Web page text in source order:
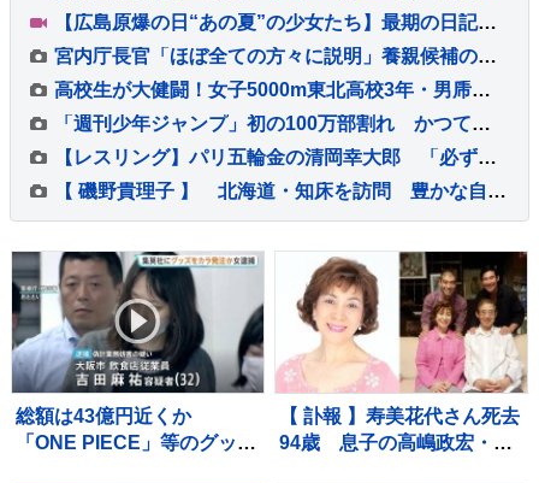
【広島原爆の日“あの夏”の少女たち】最期の日記「きょうは良い日でした」と綴った亡き友へ…“同級生223人全滅”残された少女の葛藤【news23】
宮内庁長官「ほぼ全ての方々に説明」養親候補の宮家皇族方に 男系男子の養子候補は「把握せず」 改正皇室典範めぐり
高校生が大健闘！女子5000m東北高校3年・男乕結衣が7位入賞、日本勢入賞第1号に！女子3000m障害・17歳の田谷玲は今季ベストで決勝へ【U20世界陸上】
「週刊少年ジャンプ」初の100万部割れ かつては漫画雑誌で史上最多653万部を記録 国内雑誌で100万部超えゼロに
【レスリング】パリ五輪金の清岡幸大郎 「必ず優勝」9月開催アジア大会での必勝誓う「かっこいいと思ってもらえる試合に」
【 磯野貴理子 】 北海道・知床を訪問 豊かな自然で出会ったエゾシカや珍しい「十字ギツネ」などの貴重な姿を公開
総額は43億円近くか
「ONE PIECE」等のグッズ
【 訃報 】寿美花代さん死去
94歳 息子の高嶋政宏・政